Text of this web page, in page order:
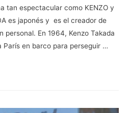
tan espectacular como KENZO y
es japonés y es el creador de
En 1964, Kenzo Takada
París en barco para perseguir …